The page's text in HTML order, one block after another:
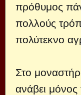
πρόθυμος
πολλούς
πολύτεκνο
Στο
ανάβει μόνος